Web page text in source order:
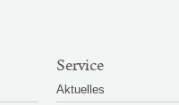
Service
Aktuelles